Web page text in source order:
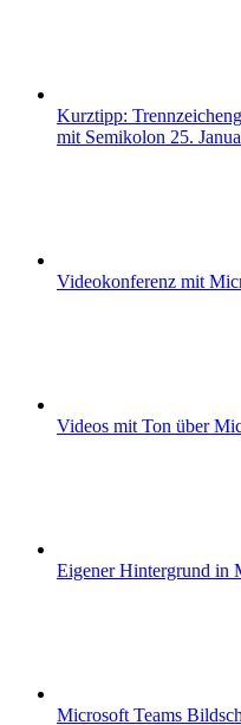
Kurztipp:
mit Semikolon 25.
Videokonferenz mit
Videos mit Ton über
Eigener Hintergrund in
Microsoft Teams